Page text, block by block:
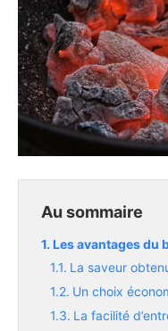
Au sommaire
Les avantages du
La saveur
Un choix
La facilité